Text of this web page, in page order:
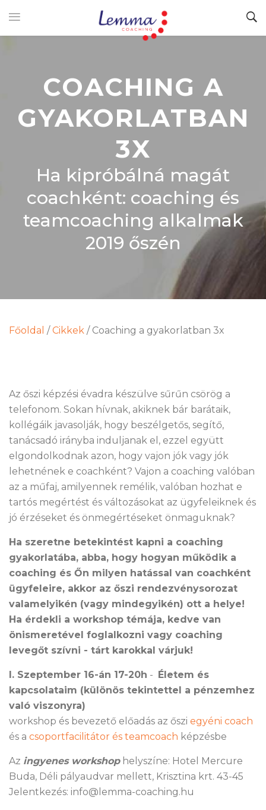
COACHING A
GYAKORLATBAN
3X
Ha kipróbálná magát
coachként: coaching és
teamcoaching alkalmak
2019 őszén
Főoldal / Cikkek / Coaching a gyakorlatban 3x
Az őszi képzési évadra készülve sűrűn csörög a
telefonom. Sokan hívnak, akiknek bár barátaik,
kollégáik javasolják, hogy beszélgetős, segítő,
tanácsadó irányba induljanak el, ezzel együtt
elgondolkodnak azon, hogy vajon jók vagy jók
lehetnének e coachként? Vajon a coaching valóban
az a műfaj, amilyennek remélik, valóban hozhat e
tartós megértést és változásokat az ügyfeleiknek és
jó érzéseket és önmegértéseket önmaguknak?
Ha szeretne betekintést kapni a coaching
gyakorlatába, abba, hogy hogyan működik a
coaching és Őn milyen hatással van coachként
ügyfeleire, akkor az őszi rendezvénysorozat
valamelyikén (vagy mindegyikén) ott a helye!
Ha érdekli a workshop témája, kedve van
önismeretével foglalkozni vagy coaching
levegőt szívni - tárt karokkal várjuk!
I. Szeptember 16-án 17-20h - Életem és
kapcsolataim (különös tekintettel a pénzemhez
való viszonyra)
workshop és bevezető előadás az őszi egyéni coach
és a csoportfacilitátor és teamcoach képzésbe
Az ingyenes workshophelyszíne: Hotel Mercure
Buda, Déli pályaudvar mellett, Krisztina krt. 43-45
Jelentkezés: info@lemma-coaching.hu